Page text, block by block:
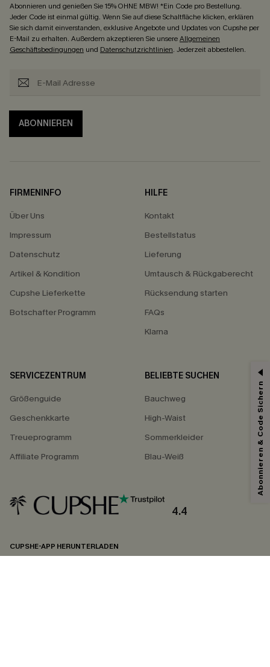
Abonnieren und genießen Sie 15% OHNE MBW! *Ein Code pro Bestellung.
Jeder Code ist einmal gültig. Wenn Sie auf diese Schaltfläche klicken, erklären
Sie sich damit einverstanden, exklusive Angebote und Updates von Cupshe per
E-Mail zu erhalten. Außerdem akzeptieren Sie unsereAllgemeinen
Geschäftsbedingungen und Datenschutzrichtlinien. Jederzeit abbestellen.
ABONNIEREN
FIRMENINFO
Über Uns
Impressum
Datenschutz
Artikel & Kondition
Cupshe Lieferkette
Botschafter Programm
HILFE
Kontakt
Bestellstatus
Lieferung
Umtausch & Rückgaberecht
Rücksendung starten
FAQs
Klarna
SERVICEZENTRUM
Größenguide
Geschenkkarte
Treueprogramm
Affiliate Programm
BELIEBTE SUCHEN
Bauchweg
High-Waist
Sommerkleider
Blau-Weiß
4.4
CUPSHE-APP HERUNTERLADEN
Abonnieren & Code Sichern